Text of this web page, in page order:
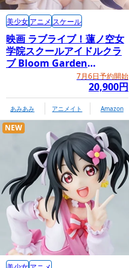
映画 ラブライブ！蓮ノ空女
学院スクールアイドルクラ
ブ Bloom Garden
Party「村野さやか」7月6日予約開始
20,900円
美少女アニメ スケール
あみあみ アニメイト Amazon
NEW